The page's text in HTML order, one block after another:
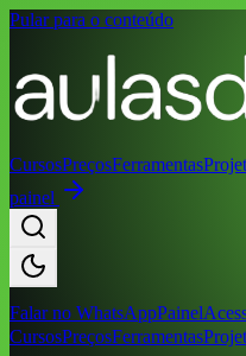
Pular para o conteúdo
CursosPreçosFerramentas
painel
Falar no WhatsAppPainel
CursosPreçosFerramentas